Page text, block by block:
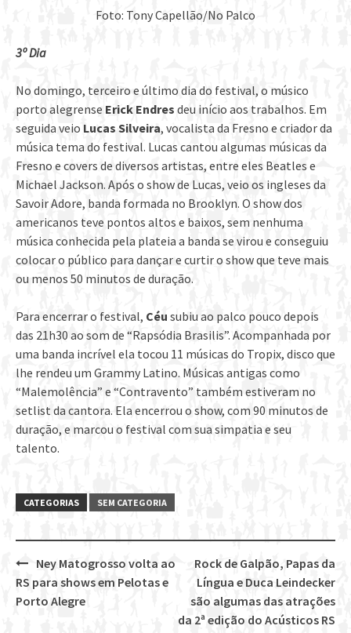
Foto: Tony Capellão/No Palco
3º Dia
No domingo, terceiro e último dia do festival, o músico
porto alegrense Erick Endres deu início aos trabalhos. Em
seguida veio Lucas Silveira, vocalista da Fresno e criador da
música tema do festival. Lucas cantou algumas músicas da
Fresno e covers de diversos artistas, entre eles Beatles e
Michael Jackson. Após o show de Lucas, veio os ingleses da
Savoir Adore, banda formada no Brooklyn. O show dos
americanos teve pontos altos e baixos, sem nenhuma
música conhecida pela plateia a banda se virou e conseguiu
colocar o público para dançar e curtir o show que teve mais
ou menos 50 minutos de duração.
Para encerrar o festival, Céu subiu ao palco pouco depois
das 21h30 ao som de “Rapsódia Brasilis”. Acompanhada por
uma banda incrível ela tocou 11 músicas do Tropix, disco que
lhe rendeu um Grammy Latino. Músicas antigas como
“Malemolência” e “Contravento” também estiveram no
setlist da cantora. Ela encerrou o show, com 90 minutos de
duração, e marcou o festival com sua simpatia e seu
talento.
CATEGORIAS SEM CATEGORIA
Post
navigation
Rock de Galpão, Papas da
Língua e Duca Leindecker
são algumas das atrações
da 2ª edição do Acústicos RS
Ney Matogrosso volta ao
RS para shows em Pelotas e
Porto Alegre